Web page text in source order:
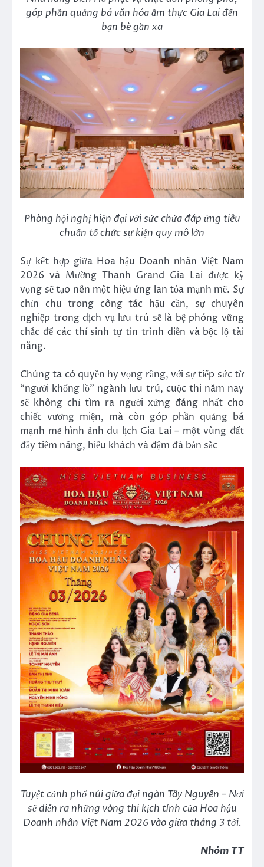
góp phần quảng bá văn hóa ẩm thực Gia Lai đến
bạn bè gần xa
Phòng hội nghị hiện đại với sức chứa đáp ứng tiêu
chuẩn tổ chức sự kiện quy mô lớn
Sự kết hợp giữa Hoa hậu Doanh nhân Việt Nam
2026 và Mường Thanh Grand Gia Lai được kỳ
vọng sẽ tạo nên một hiệu ứng lan tỏa mạnh mẽ. Sự
chỉn chu trong công tác hậu cần, sự chuyên
nghiệp trong dịch vụ lưu trú sẽ là bệ phóng vững
chắc để các thí sinh tự tin trình diễn và bộc lộ tài
năng.
Chúng ta có quyền hy vọng rằng, với sự tiếp sức từ
“người khổng lồ” ngành lưu trú, cuộc thi năm nay
sẽ không chỉ tìm ra người xứng đáng nhất cho
chiếc vương miện, mà còn góp phần quảng bá
mạnh mẽ hình ảnh du lịch Gia Lai – một vùng đất
đầy tiềm năng, hiếu khách và đậm đà bản sắc
Tuyệt cảnh phố núi giữa đại ngàn Tây Nguyên – Nơi
sẽ diễn ra những vòng thi kịch tính của Hoa hậu
Doanh nhân Việt Nam 2026 vào giữa tháng 3 tới.
Nhóm TT